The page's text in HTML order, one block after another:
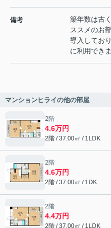
備考
築年数は古
ススメのお
導入してお
に利用でき
マンションヒライの他の部屋
2階
4.6万円
2階 / 37.00㎡ / 1LDK
2階
4.6万円
2階 / 37.00㎡ / 1DK
2階
4.4万円
2階 / 37.00㎡ / 1LDK